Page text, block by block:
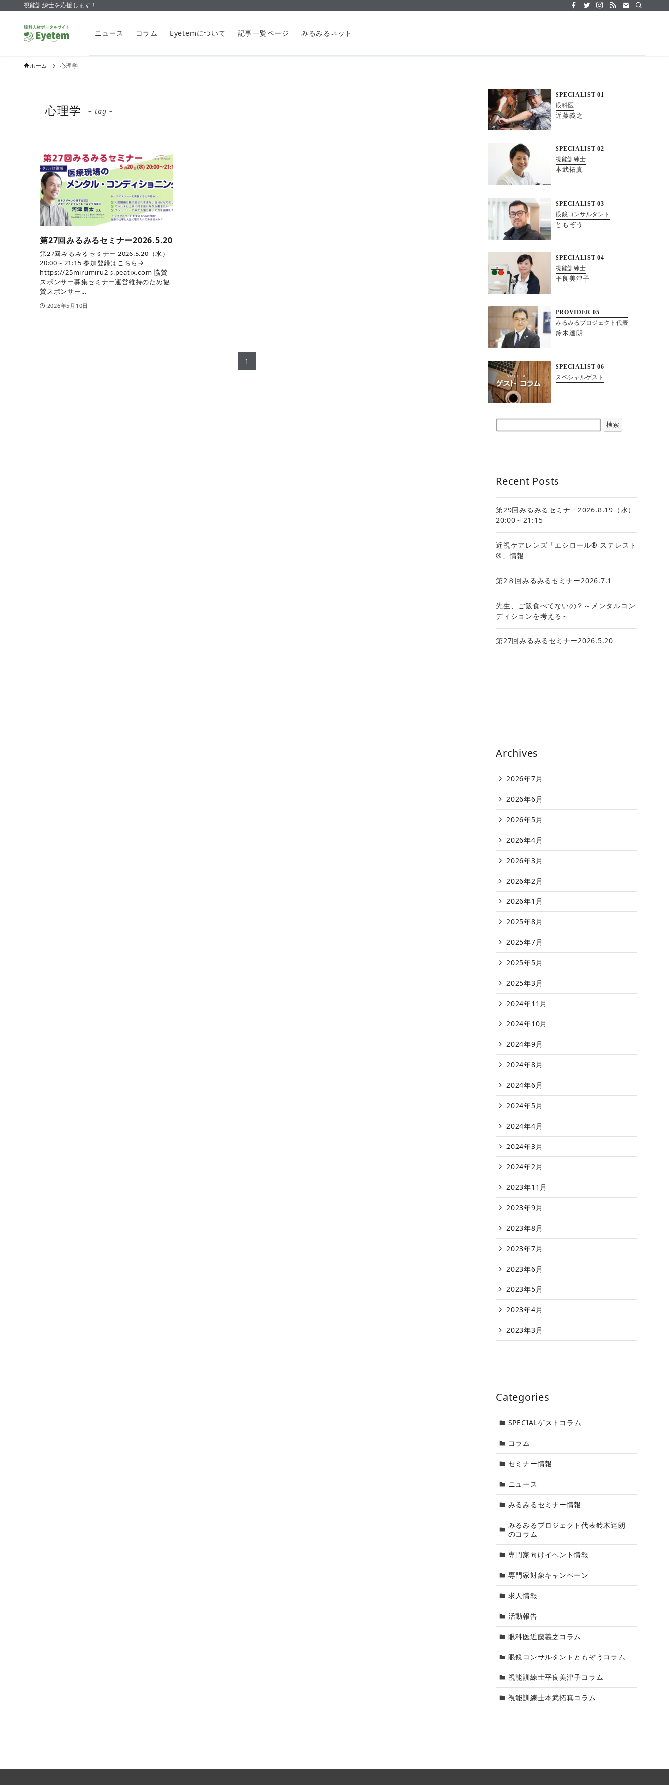
視能訓練士を応援します！
ニュース コラム Eyetemについて 記事一覧ページ みるみるネット
ホーム 心理学
心理学 – tag –
第27回みるみるセミナー2026.5.20
第27回みるみるセミナー 2026.5.20（水）
20:00～21:15 参加登録はこちら→
https://25mirumiru2-s.peatix.com 協賛
スポンサー募集セミナー運営維持のため協
賛スポンサー...
2026年5月10日
1
SPECIALIST 01
眼科医
近藤義之
SPECIALIST 02
視能訓練士
本武拓真
SPECIALIST 03
眼鏡コンサルタント
ともぞう
SPECIALIST 04
視能訓練士
平良美津子
PROVIDER 05
みるみるプロジェクト代表
鈴木達朗
SPECIALIST 06
スペシャルゲスト
検索
Recent Posts
第29回みるみるセミナー2026.8.19（水）
20:00～21:15
近視ケアレンズ「エシロール® ステレスト
®」情報
第2８回みるみるセミナー2026.7.1
先生、ご飯食べてないの？～メンタルコン
ディションを考える～
第27回みるみるセミナー2026.5.20
Archives
2026年7月
2026年6月
2026年5月
2026年4月
2026年3月
2026年2月
2026年1月
2025年8月
2025年7月
2025年5月
2025年3月
2024年11月
2024年10月
2024年9月
2024年8月
2024年6月
2024年5月
2024年4月
2024年3月
2024年2月
2023年11月
2023年9月
2023年8月
2023年7月
2023年6月
2023年5月
2023年4月
2023年3月
Categories
SPECIALゲストコラム
コラム
セミナー情報
ニュース
みるみるセミナー情報
みるみるプロジェクト代表鈴木達朗
のコラム
専門家向けイベント情報
専門家対象キャンペーン
求人情報
活動報告
眼科医近藤義之コラム
眼鏡コンサルタントともぞうコラム
視能訓練士平良美津子コラム
視能訓練士本武拓真コラム